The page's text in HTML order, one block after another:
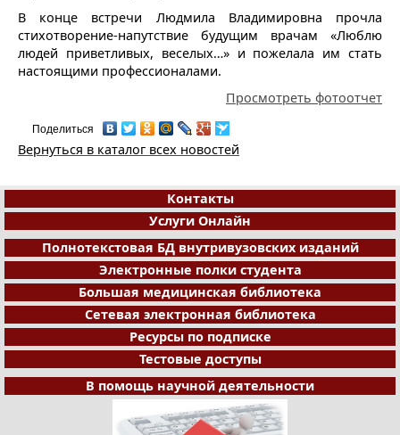
В конце встречи Людмила Владимировна прочла
стихотворение-напутствие будущим врачам «Люблю
людей приветливых, веселых…» и пожелала им стать
настоящими профессионалами.
Просмотреть фотоотчет
Поделиться
Вернуться в каталог всех новостей
Контакты
Услуги Онлайн
Полнотекстовая БД внутривузовских изданий
Электронные полки студента
Большая медицинская библиотека
Сетевая электронная библиотека
Ресурсы по подписке
Тестовые доступы
В помощь научной деятельности